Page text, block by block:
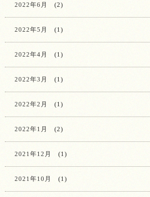
2022年6月 (2)
2022年5月 (1)
2022年4月 (1)
2022年3月 (1)
2022年2月 (1)
2022年1月 (2)
2021年12月 (1)
2021年10月 (1)